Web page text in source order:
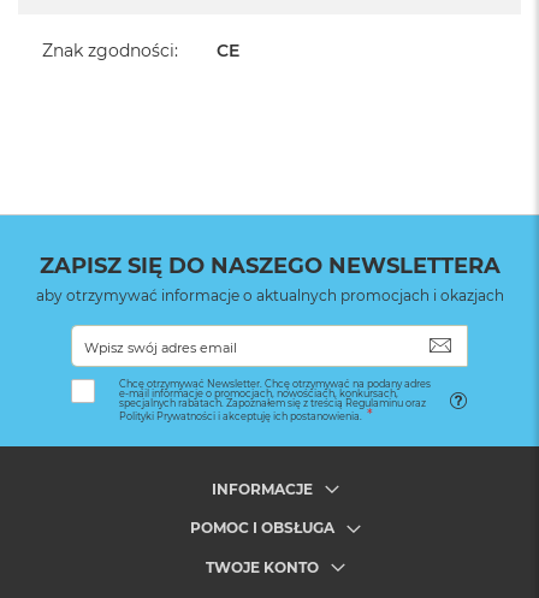
Znak zgodności: CE
ZAPISZ SIĘ DO NASZEGO NEWSLETTERA
aby otrzymywać informacje o aktualnych promocjach i okazjach
Chcę otrzymywać Newsletter. Chcę otrzymywać na podany adres
e-mail informacje o promocjach, nowościach, konkursach,
specjalnych rabatach. Zapoznałem się z treścią Regulaminu oraz
Polityki Prywatności i akceptuję ich postanowienia.
INFORMACJE
POMOC I OBSŁUGA
TWOJE KONTO